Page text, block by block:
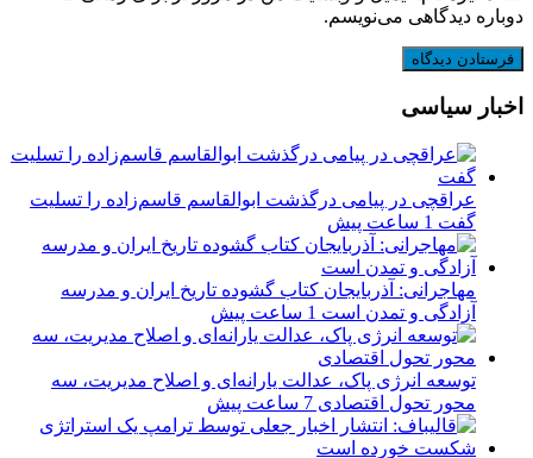
دوباره دیدگاهی می‌نویسم.
اخبار سیاسی
عراقچی در پیامی درگذشت ابوالقاسم قاسم‌زاده را تسلیت
گفت 1 ساعت پیش
مهاجرانی: آذربایجان کتاب گشوده تاریخ ایران و مدرسه
آزادگی و تمدن است 1 ساعت پیش
توسعه انرژی پاک، عدالت یارانه‌ای و اصلاح مدیریت، سه
محور تحول اقتصادی 7 ساعت پیش